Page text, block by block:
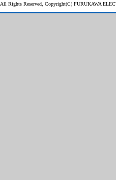
All Rights Reserved, Copyright(C) FURUKAWA